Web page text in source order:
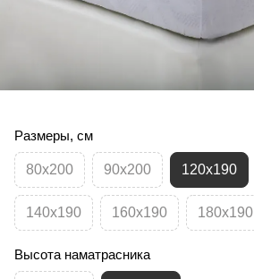
Размеры, см
80х200 90х200 120х190
140х190 160х190 180х190
Высота наматрасника